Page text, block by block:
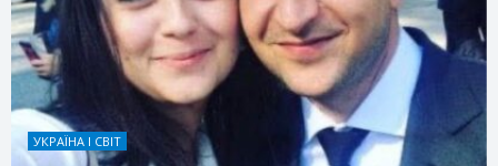
УКРАЇНА І СВІТ